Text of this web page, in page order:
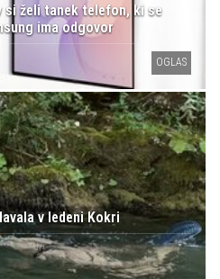
si želi tanek telefon, ki se
ima odgovor
OGLAS
v ledeni Kokri